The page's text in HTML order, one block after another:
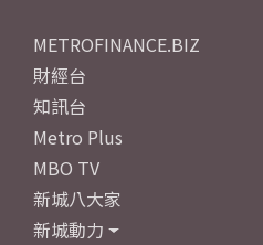
METROFINANCE.BIZ
財經台
知訊台
Metro Plus
MBO TV
新城八大家
新城動力